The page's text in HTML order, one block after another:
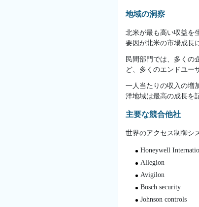
地域の洞察
北米が最も高い収益を
要因が北米の市場成長
民間部門では、多くの
ど、多くのエンドユー
一人当たりの収入の増
洋地域は最高の成長を
主要な競合他社
世界のアクセス制御シ
Honeywell
Allegion
Avigilon
Bosch security
Johnson controls